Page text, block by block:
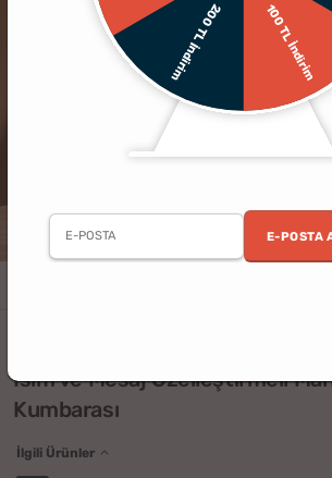
100 TL İndirim
200 TL İndirim
E-POSTA
İsim ve Mesaj Özelleştirmeli
Kumbarası
İlgili Ürünler